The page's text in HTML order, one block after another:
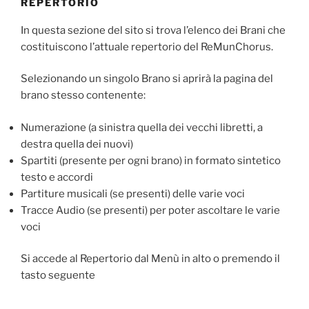
REPERTORIO
In questa sezione del sito si trova l’elenco dei Brani che
costituiscono l’attuale repertorio del ReMunChorus.
Selezionando un singolo Brano si aprirà la pagina del
brano stesso contenente:
Numerazione (a sinistra quella dei vecchi libretti, a
destra quella dei nuovi)
Spartiti (presente per ogni brano) in formato sintetico
testo e accordi
Partiture musicali (se presenti) delle varie voci
Tracce Audio (se presenti) per poter ascoltare le varie
voci
Si accede al Repertorio dal Menù in alto o premendo il
tasto seguente